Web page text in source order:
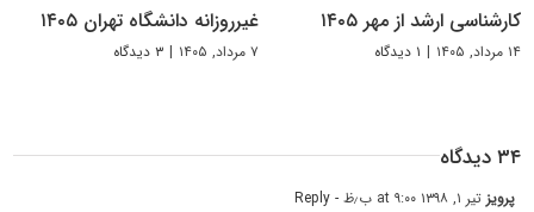
کارشناسی ارشد از مهر ۱۴۰۵
۱۴ مرداد, ۱۴۰۵ | ۱ دیدگاه
غیرروزانه دانشگاه تهران ۱۴۰۵
۷ مرداد, ۱۴۰۵ | ۳ دیدگاه
۳۴ دیدگاه
پرویزتیر ۱, ۱۳۹۸ at ۹:۰۰ ب٫ظ - Reply